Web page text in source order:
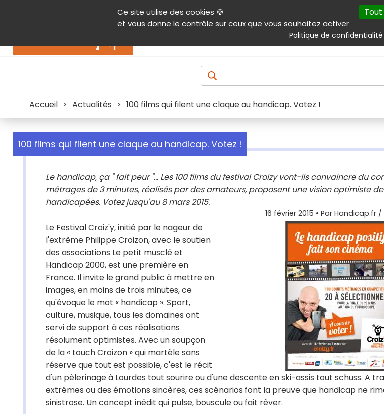
Ce site utilise des cookies 🍪
et vous donne le contrôle sur ceux que vous souhaitez activer
Politique de confidentialité
Contenu Aide et accessibilité Menu principal Autres
Produits & services Emploi
Accueil > Actualités > 100 films qui filent une claque au handicap. Votez !
100 films qui filent une claque au handicap. Votez !
Le handicap, ça " fait peur "... Les 100 films du festival Croizy vont-ils convaincre du
métrages de 3 minutes, réalisés par des amateurs, proposent une vision optimiste
handicapées. Votez jusqu'au 8 mars 2015.
16 février 2015 • Par Handicap.fr /
Le Festival Croiz'y, initié par le nageur de
l'extrême Philippe Croizon, avec le soutien
des associations Le petit musclé et
Handicap 2000, est une première en
France. Il invite le grand public à mettre en
images, en moins de trois minutes, ce
qu'évoque le mot « handicap ». Sport,
culture, musique, tous les domaines ont
servi de support à ces réalisations
résolument optimistes. Avec un soupçon
de la « touch Croizon » qui martèle sans
réserve que tout est possible, c'est le récit
d'un pèlerinage à Lourdes tout sourire ou d'une descente en ski-assis tout schuss. A
extrêmes ou des émotions sincères, ces scénarios font la preuve que handicap ne
sinistrose. Un concept inédit qui pulse, bouscule ou fait rêver.